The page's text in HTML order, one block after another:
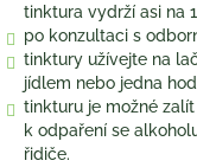
tinktura vydrží asi na
po konzultaci s
tinktury užívejte na
jídlem nebo jedna
tinkturu je možné
k odpaření se
řidiče.